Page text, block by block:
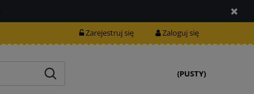
Zarejestruj się Zaloguj się
(PUSTY)